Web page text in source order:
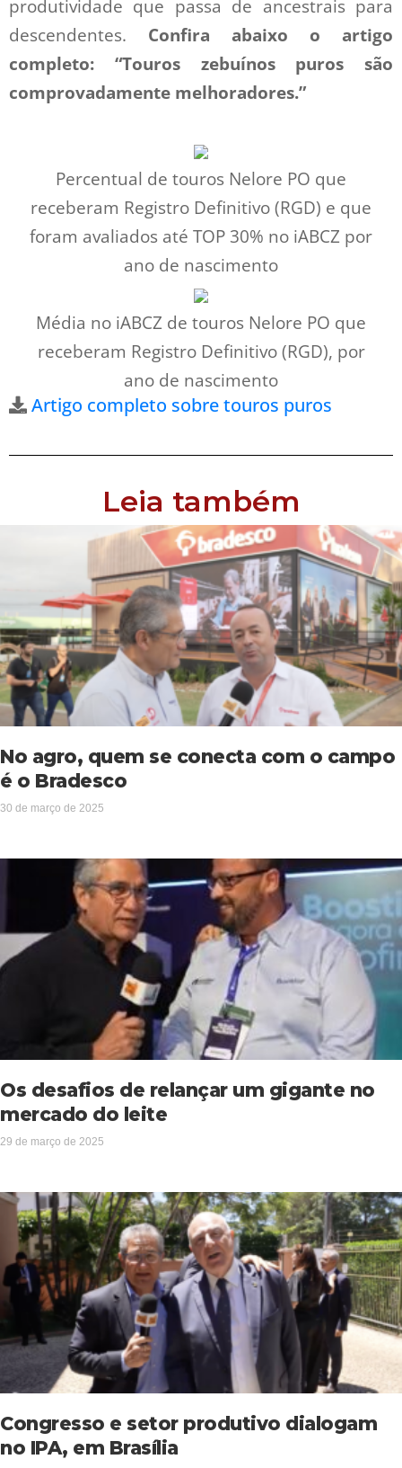
produtividade que passa de ancestrais para
descendentes. Confira abaixo o artigo
completo: “Touros zebuínos puros são
comprovadamente melhoradores.”
Percentual de touros Nelore PO que
receberam Registro Definitivo (RGD) e que
foram avaliados até TOP 30% no iABCZ por
ano de nascimento
Média no iABCZ de touros Nelore PO que
receberam Registro Definitivo (RGD), por
ano de nascimento
Artigo completo sobre touros puros
Leia também
No agro, quem se conecta com o campo
é o Bradesco
30 de março de 2025
Os desafios de relançar um gigante no
mercado do leite
29 de março de 2025
Congresso e setor produtivo dialogam
no IPA, em Brasília